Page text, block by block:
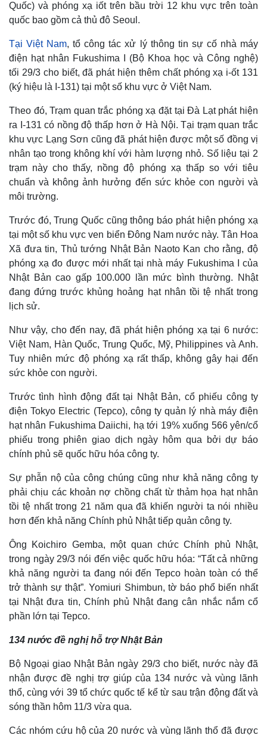
Quan sát
Cuộc sống đó đây
Hồ sơ
Video
Ảnh
E-Magazine
Infographic
Quốc) và phóng xạ iốt trên bầu trời 12 khu vực trên toàn
quốc bao gồm cả thủ đô Seoul.
Tại Việt Nam, tổ công tác xử lý thông tin sự cố nhà máy
điện hạt nhân Fukushima I (Bộ Khoa học và Công nghệ)
tối 29/3 cho biết, đã phát hiện thêm chất phóng xạ i-ốt 131
(ký hiệu là I-131) tại một số khu vực ở Việt Nam.
Theo đó, Trạm quan trắc phóng xạ đặt tại Đà Lạt phát hiện
ra I-131 có nồng độ thấp hơn ở Hà Nội. Tại trạm quan trắc
khu vực Lạng Sơn cũng đã phát hiện được một số đồng vị
nhân tạo trong không khí với hàm lượng nhỏ. Số liệu tại 2
trạm này cho thấy, nồng độ phóng xạ thấp so với tiêu
chuẩn và không ảnh hưởng đến sức khỏe con người và
môi trường.
Trước đó, Trung Quốc cũng thông báo phát hiện phóng xạ
tại một số khu vực ven biển Đông Nam nước này. Tân Hoa
Xã đưa tin, Thủ tướng Nhật Bản Naoto Kan cho rằng, độ
phóng xạ đo được mới nhất tại nhà máy Fukushima I của
Nhật Bản cao gấp 100.000 lần mức bình thường. Nhật
đang đứng trước khủng hoảng hạt nhân tồi tệ nhất trong
lịch sử.
Như vậy, cho đến nay, đã phát hiện phóng xạ tại 6 nước:
Việt Nam, Hàn Quốc, Trung Quốc, Mỹ, Philippines và Anh.
Tuy nhiên mức độ phóng xạ rất thấp, không gây hại đến
sức khỏe con người.
Trước tình hình động đất tại Nhật Bản, cổ phiếu công ty
điện Tokyo Electric (Tepco), công ty quản lý nhà máy điện
hạt nhân Fukushima Daiichi, hạ tới 19% xuống 566 yên/cổ
phiếu trong phiên giao dịch ngày hôm qua bởi dự báo
chính phủ sẽ quốc hữu hóa công ty.
Sự phẫn nộ của công chúng cũng như khả năng công ty
phải chịu các khoản nợ chồng chất từ thảm họa hạt nhân
tồi tệ nhất trong 21 năm qua đã khiến người ta nói nhiều
hơn đến khả năng Chính phủ Nhật tiếp quản công ty.
Ông Koichiro Gemba, một quan chức Chính phủ Nhật,
trong ngày 29/3 nói đến việc quốc hữu hóa: “Tất cả những
khả năng người ta đang nói đến Tepco hoàn toàn có thể
trở thành sự thật”. Yomiuri Shimbun, tờ báo phổ biến nhất
tại Nhật đưa tin, Chính phủ Nhật đang cân nhắc nắm cổ
phần lớn tại Tepco.
134 nước đề nghị hỗ trợ Nhật Bản
Bộ Ngoại giao Nhật Bản ngày 29/3 cho biết, nước này đã
nhận được đề nghị trợ giúp của 134 nước và vùng lãnh
thổ, cùng với 39 tổ chức quốc tế kể từ sau trận động đất và
sóng thần hôm 11/3 vừa qua.
Các nhóm cứu hộ của 20 nước và vùng lãnh thổ đã được